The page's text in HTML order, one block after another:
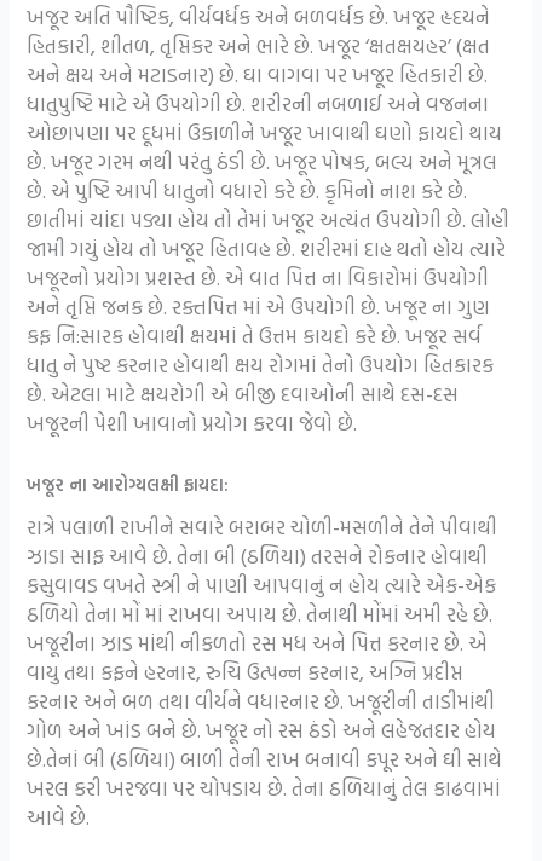
ખજૂર અતિ પૌષ્ટિક, વીર્યવર્ધક અને બળવર્ધક છે. ખજૂર હૃદયને
હિતકારી, શીતળ, તૃપ્તિકર અને ભારે છે. ખજૂર ‘ક્ષતક્ષયહર’ (ક્ષત
અને ક્ષય અને મટાડનાર) છે. ઘા વાગવા પર ખજૂર હિતકારી છે.
ધાતુપુષ્ટિ માટે એ ઉપયોગી છે. શરીરની નબળાઈ અને વજનના
ઓછાપણા પર દૂધમાં ઉકાળીને ખજૂર ખાવાથી ઘણો ફાયદો થાય
છે. ખજૂર ગરમ નથી પરંતુ ઠંડી છે. ખજૂર પોષક, બલ્ય અને મૂત્રલ
છે. એ પુષ્ટિ આપી ધાતુનો વધારો કરે છે. કૃમિનો નાશ કરે છે.
છાતીમાં ચાંદા પડ્યા હોય તો તેમાં ખજૂર અત્યંત ઉપયોગી છે. લોહી
જામી ગયું હોય તો ખજૂર હિતાવહ છે. શરીરમાં દાહ થતો હોય ત્યારે
ખજૂરનો પ્રયોગ પ્રશસ્ત છે. એ વાત પિત્ત ના વિકારોમાં ઉપયોગી
અને તૃપ્તિ જનક છે. રક્તપિત્ત માં એ ઉપયોગી છે. ખજૂર ના ગુણ
કફ નિ:સારક હોવાથી ક્ષયમાં તે ઉત્તમ કાયદો કરે છે. ખજૂર સર્વ
ધાતુ ને પુષ્ટ કરનાર હોવાથી ક્ષય રોગમાં તેનો ઉપયોગ હિતકારક
છે. એટલા માટે ક્ષયરોગી એ બીજી દવાઓની સાથે દસ-દસ
ખજૂરની પેશી ખાવાનો પ્રયોગ કરવા જેવો છે.
ખજૂર ના આરોગ્યલક્ષી ફાયદા:
રાત્રે પલાળી રાખીને સવારે બરાબર ચોળી-મસળીને તેને પીવાથી
ઝાડા સાફ આવે છે. તેના બી (ઠળિયા) તરસને રોકનાર હોવાથી
કસુવાવડ વખતે સ્ત્રી ને પાણી આપવાનું ન હોય ત્યારે એક-એક
ઠળિયો તેના મોં માં રાખવા અપાય છે. તેનાથી મોંમાં અમી રહે છે.
ખજૂરીના ઝાડ માંથી નીકળતો રસ મધ અને પિત્ત કરનાર છે. એ
વાયુ તથા કફને હરનાર, રુચિ ઉત્પન્ન કરનાર, અગ્નિ પ્રદીપ્ત
કરનાર અને બળ તથા વીર્યને વધારનાર છે. ખજૂરીની તાડીમાંથી
ગોળ અને ખાંડ બને છે. ખજૂર નો રસ ઠંડો અને લહેજતદાર હોય
છે.તેનાં બી (ઠળિયા) બાળી તેની રાખ બનાવી કપૂર અને ઘી સાથે
ખરલ કરી ખરજવા પર ચોપડાય છે. તેના ઠળિયાનું તેલ કાઢવામાં
આવે છે.